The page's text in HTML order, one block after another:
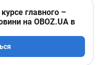
главного –
на OBOZ.UA в